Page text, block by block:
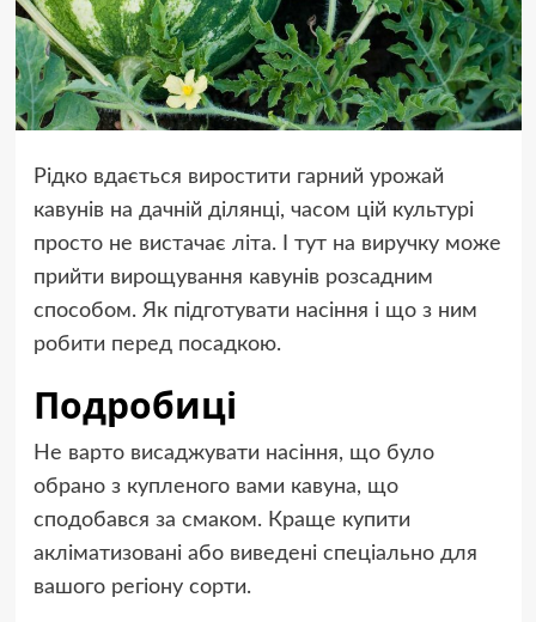
Рідко вдається виростити гарний урожай
кавунів на дачній ділянці, часом цій культурі
просто не вистачає літа. І тут на виручку може
прийти вирощування кавунів розсадним
способом. Як підготувати насіння і що з ним
робити перед посадкою.
Подробиці
Не варто висаджувати насіння, що було
обрано з купленого вами кавуна, що
сподобався за смаком. Краще купити
акліматизовані або виведені спеціально для
вашого регіону сорти.